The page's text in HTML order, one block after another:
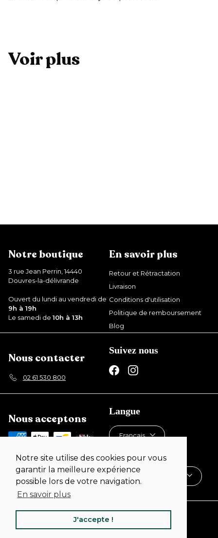
Notre site utilise des cookies pour vous
garantir la meilleure expérience
possible lors de votre navigation.
En savoir plus
J'accepte !
Voir plus
9
Notre boutique
3 rue Jean Perrin, 14440
Douvres-la-délivrande
Ouvert du lundi au vendredi de
9h à 19h
Le samedi de 10h à 13h
En savoir plus
Retour et Rétractation
Livraison
Conditions d'utilisation
Politique de remboursement
Blog
Nous contacter
02 61 530 800
Suivez nous
FacebookInstagram
Nous acceptons
Langue
Français
Devise
© 2026 Dealer de Coque
Commerce électronique propulsé par Shopify